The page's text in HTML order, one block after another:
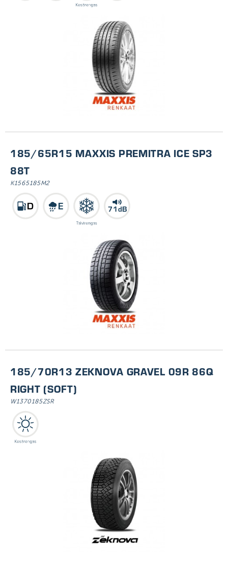
185/65R15 MAXXIS PREMITRA ICE SP3
88T
K1565185M2
71dB
185/70R13 ZEKNOVA GRAVEL 09R 86Q
RIGHT (SOFT)
W1370185ZSR